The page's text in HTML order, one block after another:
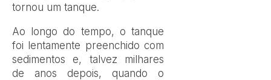
tornou um tanque.
Ao longo do tempo, o tanque
foi lentamente preenchido com
sedimentos e, talvez milhares
de anos depois, quando o